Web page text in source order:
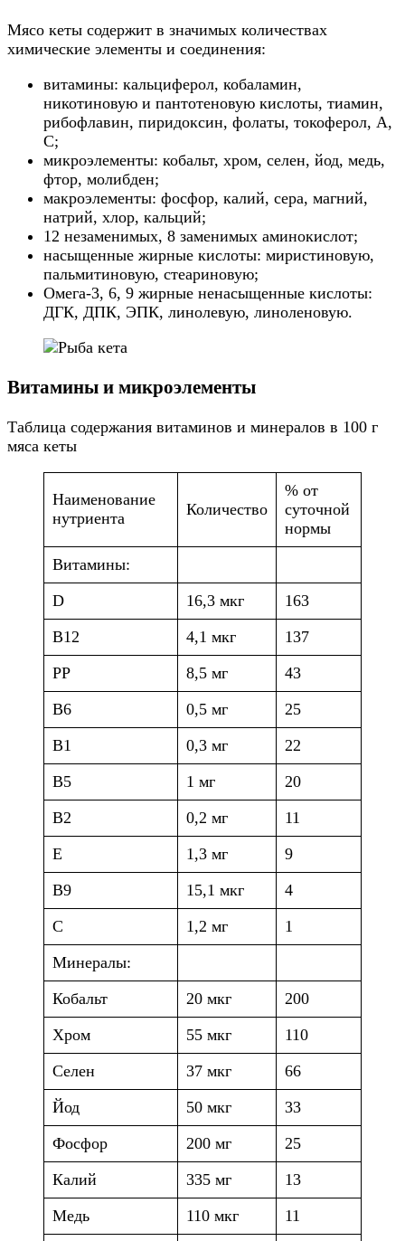
Мясо кеты содержит в значимых количествах
химические элементы и соединения:
витамины: кальциферол, кобаламин,
никотиновую и пантотеновую кислоты, тиамин,
рибофлавин, пиридоксин, фолаты, токоферол, A,
C;
микроэлементы: кобальт, хром, селен, йод, медь,
фтор, молибден;
макроэлементы: фосфор, калий, сера, магний,
натрий, хлор, кальций;
12 незаменимых, 8 заменимых аминокислот;
насыщенные жирные кислоты: миристиновую,
пальмитиновую, стеариновую;
Омега-3, 6, 9 жирные ненасыщенные кислоты:
ДГК, ДПК, ЭПК, линолевую, линоленовую.
Витамины и микроэлементы
Таблица содержания витаминов и минералов в 100 г
мяса кеты
Наименование
нутриента
Количество
% от
суточной
нормы
Витамины:
D
16,3 мкг
163
B12
4,1 мкг
137
PP
8,5 мг
43
B6
0,5 мг
25
B1
0,3 мг
22
B5
1 мг
20
B2
0,2 мг
11
E
1,3 мг
9
B9
15,1 мкг
4
C
1,2 мг
1
Минералы:
Кобальт
20 мкг
200
Хром
55 мкг
110
Селен
37 мкг
66
Йод
50 мкг
33
Фосфор
200 мг
25
Калий
335 мг
13
Медь
110 мкг 11